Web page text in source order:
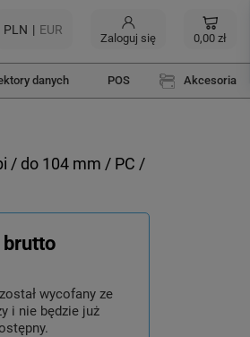
PLN EUR
Zaloguj się 0,00 zł
danych POS Akcesoria
/ do 104 mm / PC /
brutto
wycofany ze
i nie będzie już